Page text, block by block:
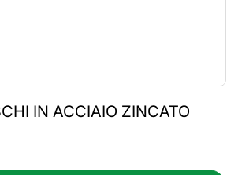
IN ACCIAIO ZINCATO